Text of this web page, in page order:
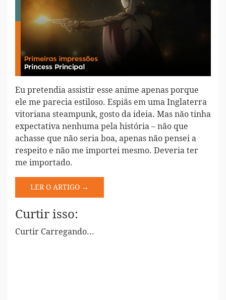
Eu pretendia assistir esse anime apenas porque
ele me parecia estiloso. Espiãs em uma Inglaterra
vitoriana steampunk, gosto da ideia. Mas não tinha
expectativa nenhuma pela história – não que
achasse que não seria boa, apenas não pensei a
respeito e não me importei mesmo. Deveria ter
me importado.
LER O ARTIGO →
Curtir isso:
Curtir Carregando...